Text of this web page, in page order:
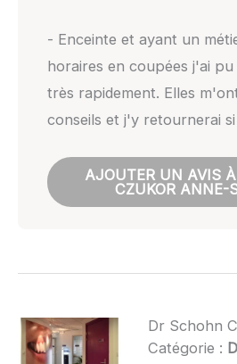
- Enceinte et ayant un
horaires en coupées j'ai
très rapidement. Elles
conseils et j'y retournerai
AJOUTER UN AVIS
CZUKOR ANNE-
Dr Schohn
Catégorie :